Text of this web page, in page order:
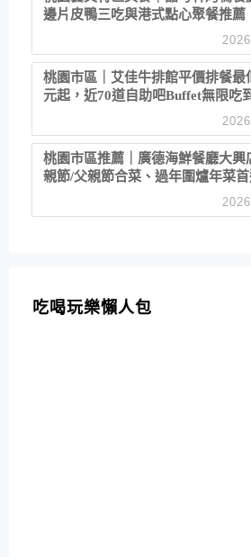
邊片皮鴨三吃與港式點心聚餐推薦
桃園市區｜艾佳牛排館平價排餐最
元起，近70道自助吧Buffet無限吃
桃園市區推薦｜廣德海鮮餐廳大興
親節/父親節合菜、過年圍爐年菜首
吃喝玩樂懶人包